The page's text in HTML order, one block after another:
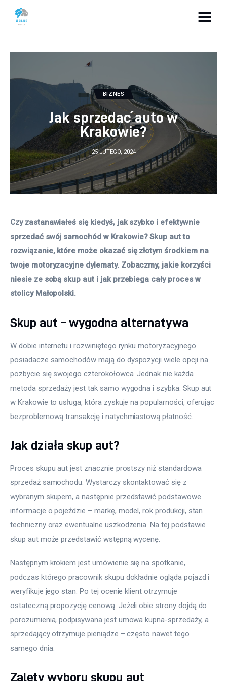
Dom i ogród
Uroda
Zdrowie
Więcej
BIZNES
Jak sprzedać auto w
Krakowie?
25 LUTEGO, 2024
Czy zastanawiałeś się kiedyś, jak szybko i efektywnie
sprzedać swój samochód w Krakowie? Skup aut to
rozwiązanie, które może okazać się złotym środkiem na
twoje motoryzacyjne dylematy. Zobaczmy, jakie korzyści
niesie ze sobą skup aut i jak przebiega cały proces w
stolicy Małopolski.
Skup aut – wygodna alternatywa
W dobie internetu i rozwiniętego rynku motoryzacyjnego
posiadacze samochodów mają do dyspozycji wiele opcji na
pozbycie się swojego czterokołowca. Jednak nie każda
metoda sprzedaży jest tak samo wygodna i szybka. Skup aut
w Krakowie to usługa, która zyskuje na popularności, oferując
bezproblemową transakcję i natychmiastową płatność.
Jak działa skup aut?
Proces skupu aut jest znacznie prostszy niż standardowa
sprzedaż samochodu. Wystarczy skontaktować się z
wybranym skupem, a następnie przedstawić podstawowe
informacje o pojeździe – markę, model, rok produkcji, stan
techniczny oraz ewentualne uszkodzenia. Na tej podstawie
skup aut może przedstawić wstępną wycenę.
Następnym krokiem jest umówienie się na spotkanie,
podczas którego pracownik skupu dokładnie ogląda pojazd i
weryfikuje jego stan. Po tej ocenie klient otrzymuje
ostateczną propozycję cenową. Jeżeli obie strony dojdą do
porozumienia, podpisywana jest umowa kupna-sprzedaży, a
sprzedający otrzymuje pieniądze – często nawet tego
samego dnia.
Zalety wyboru skupu aut